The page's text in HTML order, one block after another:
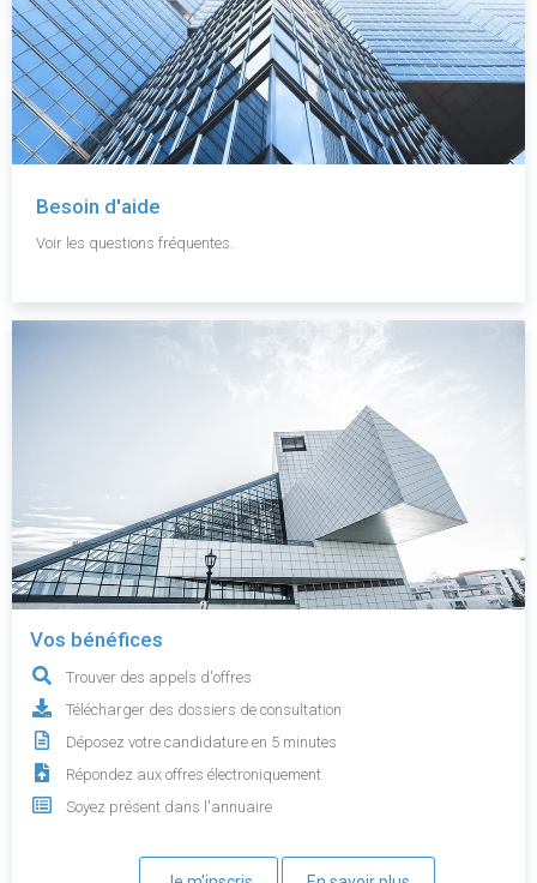
Besoin d'aide
Voir les questions fréquentes.
Vos bénéfices
Trouver des appels d'offres
Télécharger des dossiers de consultation
Déposez votre candidature en 5 minutes
Répondez aux offres électroniquement
Soyez présent dans l'annuaire